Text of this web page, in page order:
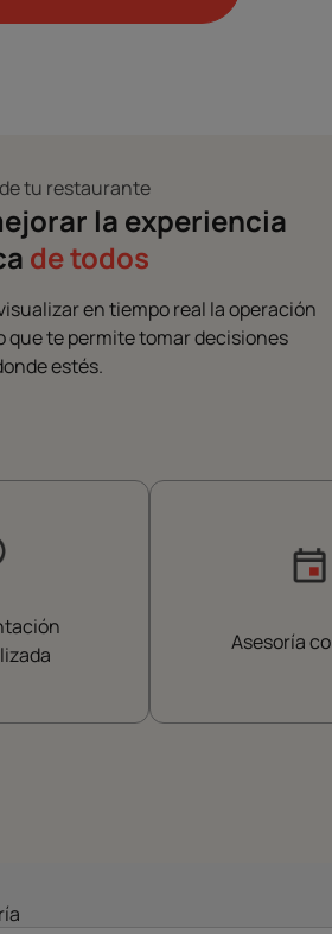
tu restaurante
la experiencia
de todos
en tiempo real la operación
que te permite tomar decisiones
estés.
Asesoría